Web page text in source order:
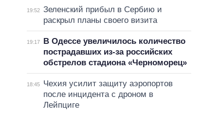
19:52 Зеленский прибыл в Сербию и
раскрыл планы своего визита
19:17
В Одессе увеличилось количество
пострадавших из-за российских
обстрелов стадиона «Черноморец»
18:45
Чехия усилит защиту аэропортов
после инцидента с дроном в
Лейпциге